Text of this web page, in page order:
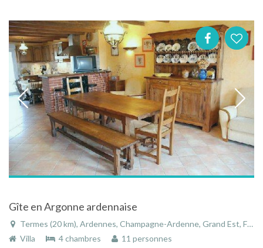
Gîte en Argonne ardennaise
Termes (20 km), Ardennes, Champagne-Ardenne, Grand Est, France
Villa
4 chambres 11 personnes